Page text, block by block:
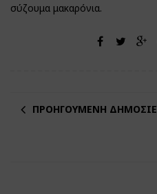
σύζουμα μακαρόνια.
ΠΡΟΗΓΟΎΜΕΝΗ